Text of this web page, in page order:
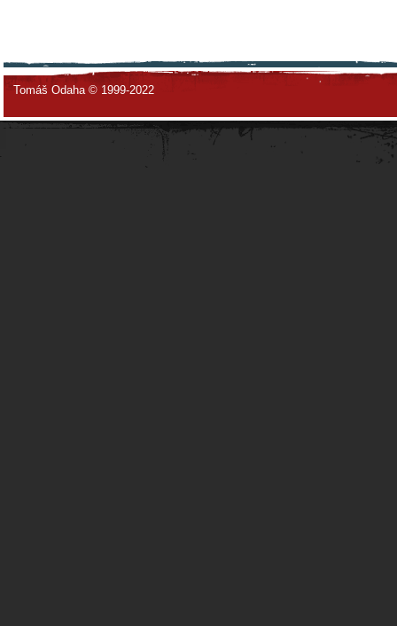
Tomáš Odaha © 1999-2022